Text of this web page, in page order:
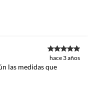
hace 3 años
las medidas que